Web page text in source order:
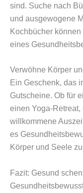
sind. Suche nach
und ausgewogene
Kochbücher
eines
Verwöhne Körper
Ein Geschenk, das
Gutscheine. Ob für
einen Yoga-
willkommene
es
Körper und Seele
Fazit: Gesund